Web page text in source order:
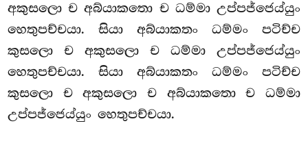
අකුසලො ච අබ්යාකතො ච ධම්මා උප්පජ්ජෙය්යුං
හෙතුපච්චයා. සියා අබ්යාකතං ධම්මං පටිච්ච
කුසලො ච අකුසලො ච ධම්මා උප්පජ්ජෙය්යුං
හෙතුපච්චයා. සියා අබ්යාකතං ධම්මං පටිච්ච
කුසලො ච අකුසලො ච අබ්යාකතො ච ධම්මා
උප්පජ්ජෙය්යුං හෙතුපච්චයා.